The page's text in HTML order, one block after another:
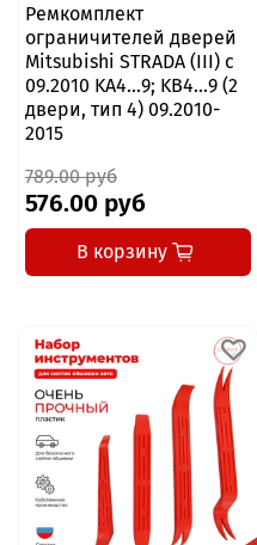
Ремкомплект
ограничителей дверей
Mitsubishi STRADA (III) с
09.2010 KA4...9; KB4...9 (2
двери, тип 4) 09.2010-
2015
789.00 руб
576.00 руб
В корзину